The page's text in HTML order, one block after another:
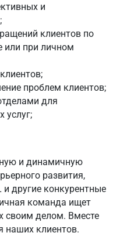
и
клиентов по
или при личном
проблем клиентов;
для
услуг;
и динамичную
развития,
другие конкурентные
команда ищет
своим делом. Вместе
наших клиентов.